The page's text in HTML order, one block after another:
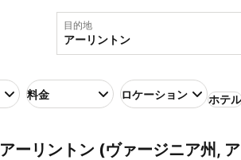
目的地
料金 ロケーション ホテル
アーリントン (ヴァージニア州,